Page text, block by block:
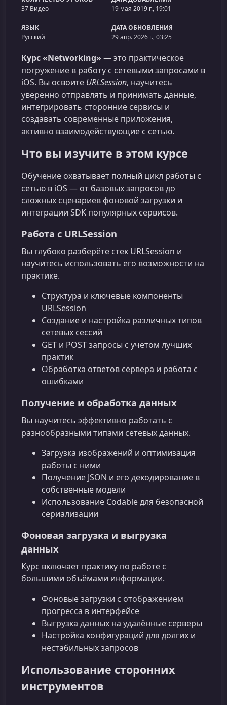
37 Видео
19 мая 2019 г., 19:01
ЯЗЫК
Русский
ДАТА ОБНОВЛЕНИЯ
29 апр. 2026 г., 03:25
Курс «Networking» — это практическое
погружение в работу с сетевыми запросами в
iOS. Вы освоите URLSession, научитесь
уверенно отправлять и принимать данные,
интегрировать сторонние сервисы и
создавать современные приложения,
активно взаимодействующие с сетью.
Что вы изучите в этом курсе
Обучение охватывает полный цикл работы с
сетью в iOS — от базовых запросов до
сложных сценариев фоновой загрузки и
интеграции SDK популярных сервисов.
Работа с URLSession
Вы глубоко разберёте стек URLSession и
научитесь использовать его возможности на
практике.
Структура и ключевые компоненты
URLSession
Создание и настройка различных типов
сетевых сессий
GET и POST запросы с учетом лучших
практик
Обработка ответов сервера и работа с
ошибками
Получение и обработка данных
Вы научитесь эффективно работать с
разнообразными типами сетевых данных.
Загрузка изображений и оптимизация
работы с ними
Получение JSON и его декодирование в
собственные модели
Использование Codable для безопасной
сериализации
Фоновая загрузка и выгрузка
данных
Курс включает практику по работе с
большими объёмами информации.
Фоновые загрузки с отображением
прогресса в интерфейсе
Выгрузка данных на удалённые серверы
Настройка конфигураций для долгих и
нестабильных запросов
Использование сторонних
инструментов